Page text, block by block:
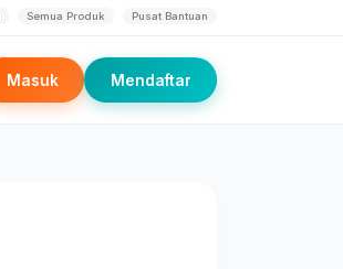
Semua Produk Pusat Bantuan
Masuk Mendaftar